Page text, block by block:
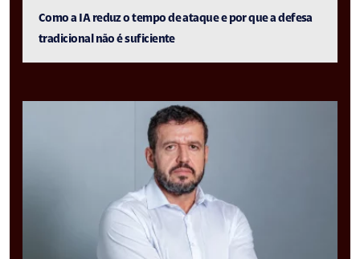
Como a IA reduz o tempo de ataque e por que a defesa
tradicional não é suficiente